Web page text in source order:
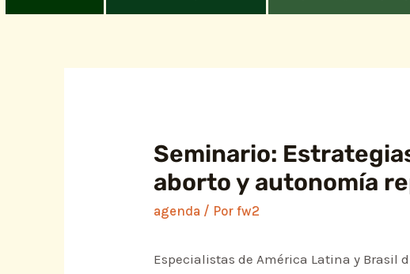
Seminario:
aborto y autonomía
agenda / Porfw2
Especialistas de América Latina y